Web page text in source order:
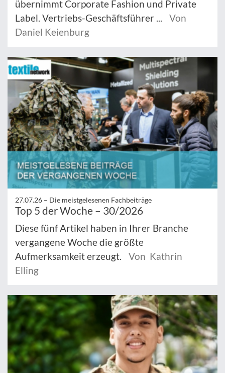
übernimmt Corporate Fashion und Private
Label. Vertriebs-Geschäftsführer ...
Von
Daniel Keienburg
27.07.26 – Die meistgelesenen Fachbeiträge
Top 5 der Woche – 30/2026
Diese fünf Artikel haben in Ihrer Branche
vergangene Woche die größte
Aufmerksamkeit erzeugt.
Von Kathrin
Elling